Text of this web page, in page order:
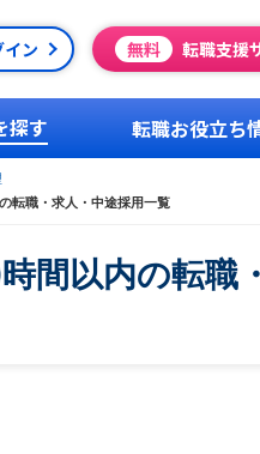
ン 無料 転職支援
探す 転職お役立ち
転職・求人・中途採用一覧
間以内の転職